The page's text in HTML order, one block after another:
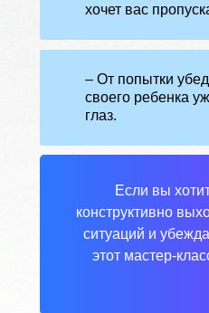
хочет вас
– От попытки
своего ребенка
глаз.
Если вы
конструктивно
ситуаций и
этот мастер-